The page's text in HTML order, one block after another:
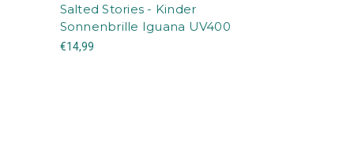
Salted Stories - Kinder
Sonnenbrille Iguana UV400
€14,99